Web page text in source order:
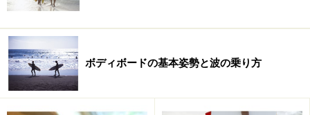
いく。ボディボードの基本的なテクニックとしては、波
の上でクルリと回転するスピン、波の崩れようとする力
を利用した縦回転のエルロロなどがある。特にスピンと
いうテクニックはビギナーなら誰もがあこがれるテクニ
ックで、ボディボードを始めたらまずはマスターしたい
テクニックでもある。
ボディボードの基本姿勢と波の乗り方